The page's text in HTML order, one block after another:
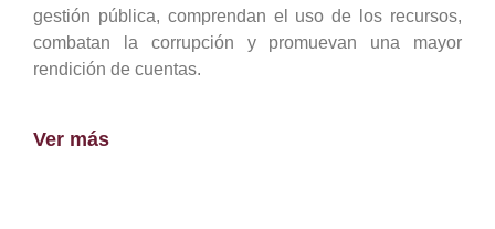
gestión pública, comprendan el uso de los recursos,
combatan la corrupción y promuevan una mayor
rendición de cuentas.
Ver más